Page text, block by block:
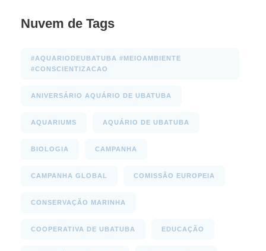
Nuvem de Tags
#AQUARIODEUBATUBA #MEIOAMBIENTE
#CONSCIENTIZACAO
ANIVERSÁRIO AQUÁRIO DE UBATUBA
AQUARIUMS AQUÁRIO DE UBATUBA
BIOLOGIA CAMPANHA
CAMPANHA GLOBAL COMISSÃO EUROPEIA
CONSERVAÇÃO MARINHA
COOPERATIVA DE UBATUBA EDUCAÇÃO